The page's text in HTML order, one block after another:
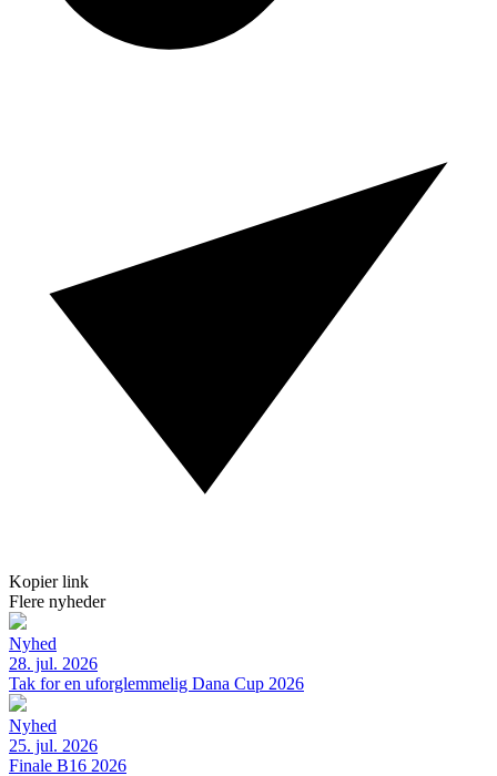
Kopier link
Flere nyheder
Nyhed
28. jul. 2026
Tak for en uforglemmelig Dana Cup 2026
Nyhed
25. jul. 2026
Finale B16 2026